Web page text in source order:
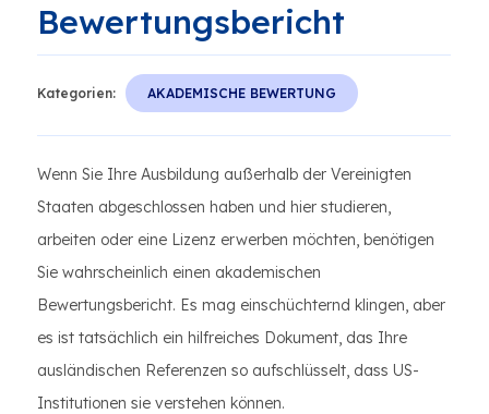
Bewertungsbericht
Kategorien: AKADEMISCHE BEWERTUNG
Wenn Sie Ihre Ausbildung außerhalb der Vereinigten
Staaten abgeschlossen haben und hier studieren,
arbeiten oder eine Lizenz erwerben möchten, benötigen
Sie wahrscheinlich einen akademischen
Bewertungsbericht. Es mag einschüchternd klingen, aber
es ist tatsächlich ein hilfreiches Dokument, das Ihre
ausländischen Referenzen so aufschlüsselt, dass US-
Institutionen sie verstehen können.